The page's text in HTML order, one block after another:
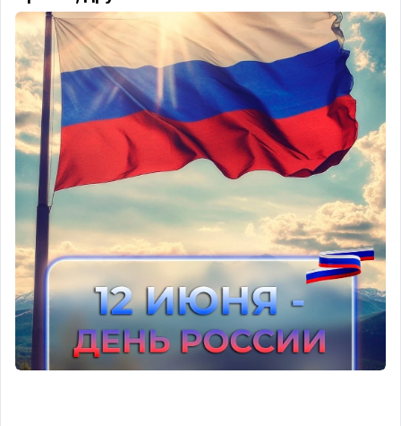
👇 Поделись в комментариях: если бы ты
отправил послание в бутылке, что бы там было
написано? Одно предложение, одно желание,
одно слово — пусть это будет твой маленький
вклад в мир. 🤗
#БутылкаМира #ДобрыеПожелания
#ЗаботаОПланете #НадеждаНаБудущее
#МирНачинаетсяСТебя